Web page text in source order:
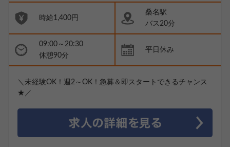
時給1,400円
桑名駅
バス20分
09:00～20:30
休憩90分
平日休み
＼未経験OK！週2～OK！急募＆即スタートできるチャンス
★／